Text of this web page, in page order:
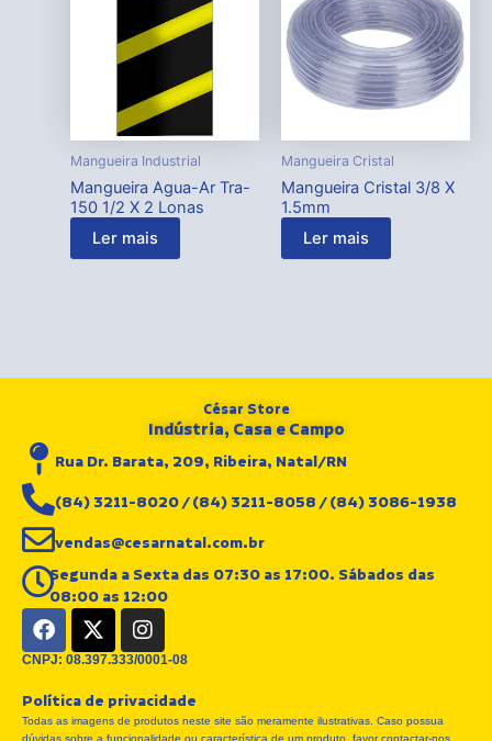
Mangueira Industrial
Mangueira Agua-Ar Tra-
150 1/2 X 2 Lonas
Ler mais
Mangueira Cristal
Mangueira Cristal 3/8 X
1.5mm
Ler mais
César Store
Indústria, Casa e Campo
Rua Dr. Barata, 209, Ribeira, Natal/RN
(84) 3211-8020 / (84) 3211-8058 / (84) 3086-1938
vendas@cesarnatal.com.br
Segunda a Sexta das 07:30 as 17:00. Sábados das
08:00 as 12:00
F
a
c
b
o
X
-
t
i
t
I
n
s
a
g
CNPJ: 08.397.333/0001-08
Política de privacidade
Todas as imagens de produtos neste site são meramente ilustrativas. Caso possua
dúvidas sobre a funcionalidade ou característica de um produto, favor contactar-nos